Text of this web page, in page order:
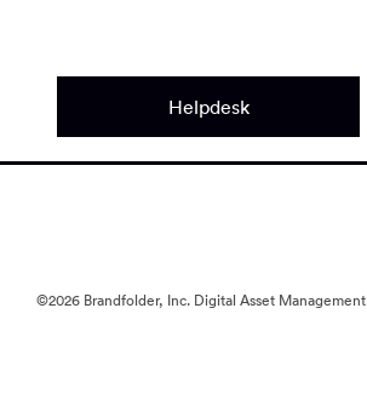
Helpdesk
©2026 Brandfolder, Inc. Digital Asset Management